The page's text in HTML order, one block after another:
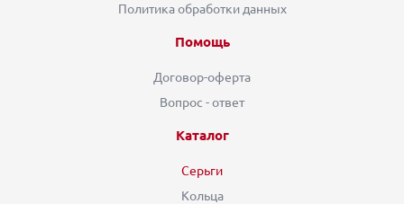
Политика обработки данных
Помощь
Договор-оферта
Вопрос - ответ
Каталог
Серьги
Кольца